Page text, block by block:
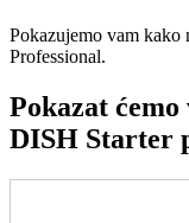
Pokazujemo vam
Professional.
Pokazat
DISH Starter